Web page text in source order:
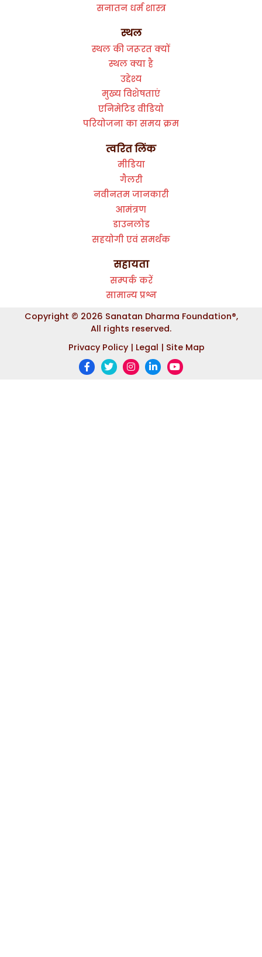
सनातन धर्म शास्त्र
स्थल
स्थल की जरूरत क्यों
स्थल क्या है
उद्देश्य
मुख्य विशेषताएं
एनिमेटिड वीडियो
परियोजना का समय क्रम
त्वरित लिंक
मीडिया
गैलरी
नवीनतम जानकारी
आमंत्रण
डाउनलोड
सहयोगी एवं समर्थक
सहायता
सम्पर्क करें
सामान्य प्रश्न
Copyright © 2026 Sanatan Dharma Foundation®,
All rights reserved.
Privacy Policy | Legal | Site Map